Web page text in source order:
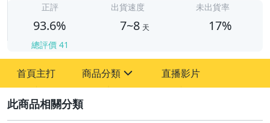
正評
93.6%
總評價 41
出貨速度
7~8 天
未出貨率
17%
首頁主打 商品分類
嬰幼兒與孕婦
直播影片